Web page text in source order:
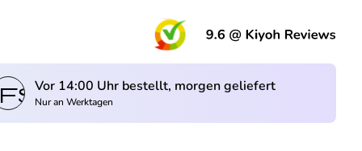
add
Vor 14:00 Uhr bestellt, morgen geliefert
Nur an Werktagen